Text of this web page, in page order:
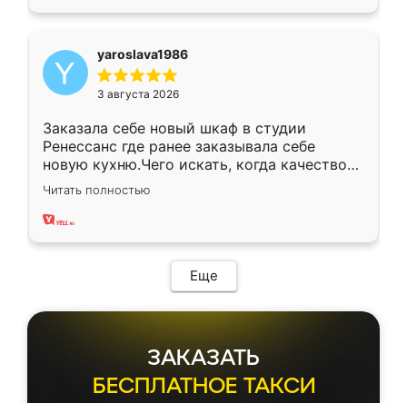
yaroslava1986
3 августа 2026
Заказала себе новый шкаф в студии
Ренессанс где ранее заказывала себе
новую кухню.Чего искать, когда качеством
вполне довольна. Служит кухня уже почти
два года, нареканий нет.
Читать полностью
Еще
ЗАКАЗАТЬ
БЕСПЛАТНОЕ ТАКСИ